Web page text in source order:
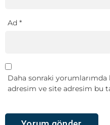
Ad *
Daha sonraki yorumlarımda
adresim ve site adresim bu